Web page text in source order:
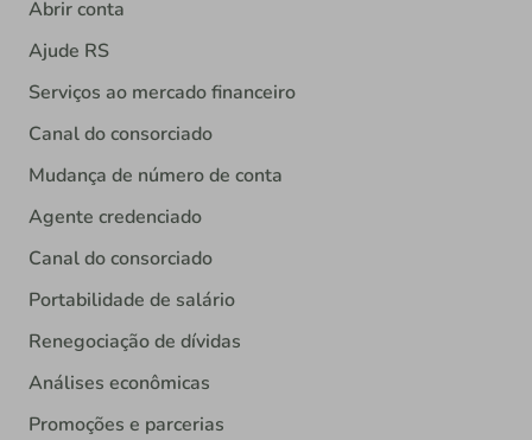
Abrir conta
Ajude RS
Serviços ao mercado financeiro
Canal do consorciado
Mudança de número de conta
Agente credenciado
Canal do consorciado
Portabilidade de salário
Renegociação de dívidas
Análises econômicas
Promoções e parcerias